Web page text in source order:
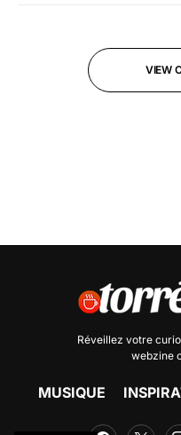
VIEW
Réveillez votre
webzine
MUSIQUE